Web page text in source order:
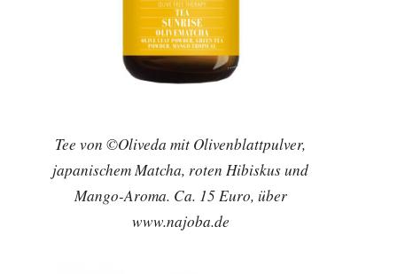
Tee von ©Oliveda mit Olivenblattpulver,
japanischem Matcha, roten Hibiskus und
Mango-Aroma. Ca. 15 Euro, über
www.najoba.de